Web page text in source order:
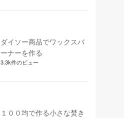
ダイソー商品でワックスバ
ーナーを作る
3.3k件のビュー
１００均で作る小さな焚き